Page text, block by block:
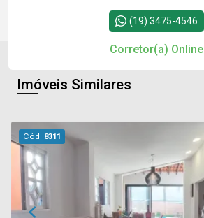
(19) 3475-4546
Corretor(a) Online
Imóveis Similares
Cód. 8311